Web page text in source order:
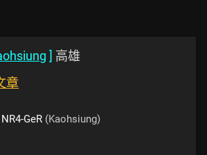
] 高雄
章
GeR (Kaohsiung)